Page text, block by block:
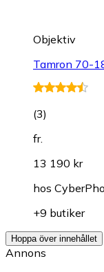
Objektiv
Tamron 70-
(3)
fr.
13 190 kr
hos
+9 butiker
Hoppa över innehållet
Annons